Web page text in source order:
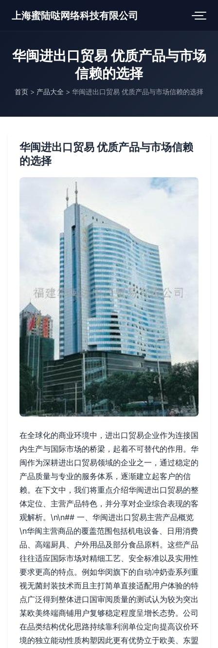
上海蜜陆哒网络科技有限公司
华闽进出口贸易 优质产品与市场
信赖的选择
首页 > 产品大全 > 华闽进出口贸易 优质产品与市场信赖的选择
华闽进出口贸易 优质产品与市场信赖
的选择
在全球化的商业环境中，进出口贸易企业作为连接国
内生产与国际市场的桥梁，起着不可替代的作用。华
闽作为深耕进出口贸易领域的企业之一，通过稳定的
产品质量与专业的服务体系，逐渐建立起客户的信
赖。在下文中，我们将重点介绍华闽进出口贸易的整
体定位、主营产品特色，并分享对企业综合表现的客
观解析。\n\n## 一、华闽进出口贸易主营产品概览
\n华闽主营商品的覆盖范围包括机电设备、日用消费
品、高端厨具、户外用品及部分食品原料。这些产品
往往适应国际市场对精细工艺、安全标准以及实用性
要求更高的特点。例如华闵旗下的自动冲奶壶系列重
视无菌封装技术而且主打简单直接适配用户体验的特
点广泛得到整体进口国审阅质量的测试认为较为突出
某欧美终端商铺用户复够稳定程度呈增长态势。公司
在品类结构优化思路持续靠利润单位定向提高议价环
境的独立能动性质构塑因此更有优势立于欧美、东盟